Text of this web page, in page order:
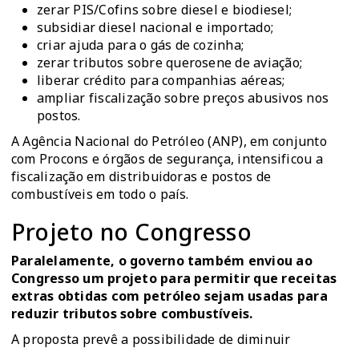
zerar PIS/Cofins sobre diesel e biodiesel;
subsidiar diesel nacional e importado;
criar ajuda para o gás de cozinha;
zerar tributos sobre querosene de aviação;
liberar crédito para companhias aéreas;
ampliar fiscalização sobre preços abusivos nos
postos.
A Agência Nacional do Petróleo (ANP), em conjunto
com Procons e órgãos de segurança, intensificou a
fiscalização em distribuidoras e postos de
combustíveis em todo o país.
Projeto no Congresso
Paralelamente, o governo também enviou ao
Congresso um projeto para permitir que receitas
extras obtidas com petróleo sejam usadas para
reduzir tributos sobre combustíveis.
A proposta prevê a possibilidade de diminuir